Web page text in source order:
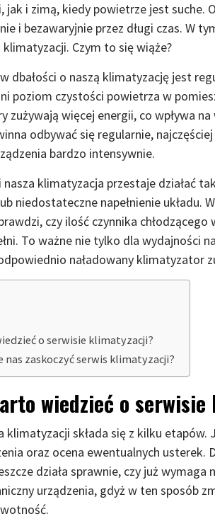
jak i zimą, kiedy powietrze jest suche.
i bezawaryjnie przez długi czas. W
Czym to się wiąże?
dbałości o naszą klimatyzację jest
poziom czystości powietrza w
zużywają więcej energii, co wpływa
odbywać się regularnie,
bardzo intensywnie.
klimatyzacja przestaje działać
niedostateczne napełnienie układu.
czy ilość czynnika chłodzącego
To ważne nie tylko dla wydajności
naładowany klimatyzator
o serwisie klimatyzacji?
nas zaskoczyć serwis klimatyzacji?
wiedzieć o
klimatyzacji składa się z kilku
oraz ocena ewentualnych usterek.
działa sprawnie, czy już wymaga
urządzenia, gdyż w ten sposób